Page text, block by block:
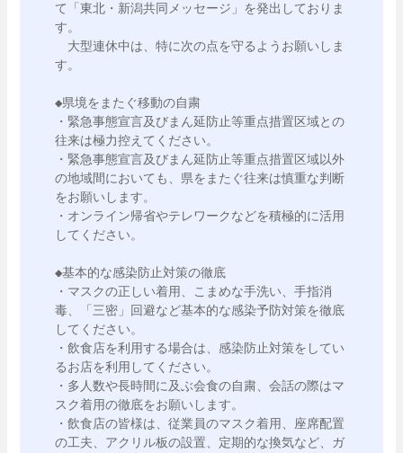
て「東北・新潟共同メッセージ」を発出しておりま
す。
大型連休中は、特に次の点を守るようお願いしま
す。
◆県境をまたぐ移動の自粛
・緊急事態宣言及びまん延防止等重点措置区域との
往来は極力控えてください。
・緊急事態宣言及びまん延防止等重点措置区域以外
の地域間においても、県をまたぐ往来は慎重な判断
をお願いします。
・オンライン帰省やテレワークなどを積極的に活用
してください。
◆基本的な感染防止対策の徹底
・マスクの正しい着用、こまめな手洗い、手指消
毒、「三密」回避など基本的な感染予防対策を徹底
してください。
・飲食店を利用する場合は、感染防止対策をしてい
るお店を利用してください。
・多人数や長時間に及ぶ会食の自粛、会話の際はマ
スク着用の徹底をお願いします。
・飲食店の皆様は、従業員のマスク着用、座席配置
の工夫、アクリル板の設置、定期的な換気など、ガ